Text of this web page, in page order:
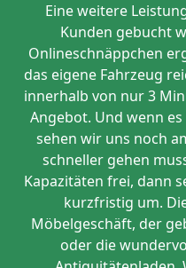
Eine weitere
Kunden gebucht
Onlineschnäppchen
das eigene Fahrzeug
innerhalb von nur 3
Angebot. Und wenn
sehen wir uns noch
schneller gehen
Kapazitäten frei, dann
kurzfristig um.
Möbelgeschäft, der
oder die